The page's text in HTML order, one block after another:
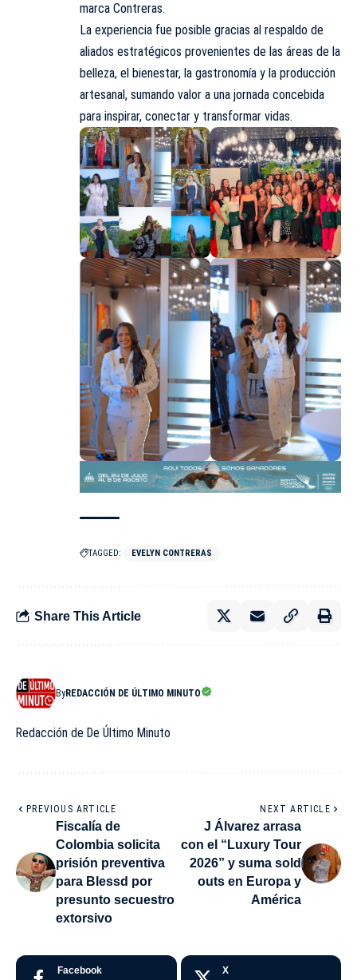
marca Contreras.
La experiencia fue posible gracias al respaldo de
aliados estratégicos provenientes de las áreas de la
belleza, el bienestar, la gastronomía y la producción
artesanal, sumando valor a una jornada concebida
para inspirar, conectar y transformar vidas.
TAGGED: EVELYN CONTRERAS
Share This Article
ByREDACCIÓN DE ÚLTIMO MINUTO
Redacción de De Último Minuto
PREVIOUS ARTICLE
Fiscalía de
Colombia solicita
prisión preventiva
para Blessd por
presunto secuestro
extorsivo
NEXT ARTICLE
J Álvarez arrasa
con el “Luxury Tour
2026” y suma sold
outs en Europa y
América
Facebook X